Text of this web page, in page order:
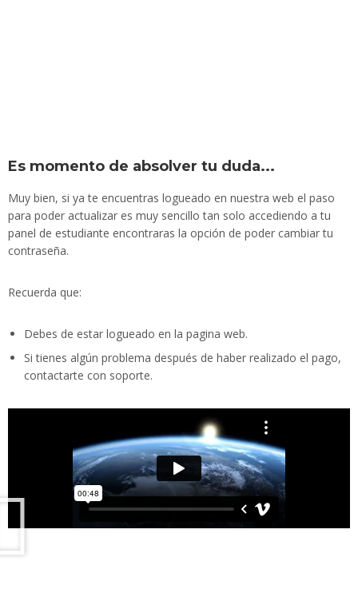
Es momento de absolver tu duda...
Muy bien, si ya te encuentras logueado en nuestra web el paso
para poder actualizar es muy sencillo tan solo accediendo a tu
panel de estudiante encontraras la opción de poder cambiar tu
contraseña.
Recuerda que:
Debes de estar logueado en la pagina web.
Si tienes algún problema después de haber realizado el pago,
contactarte con soporte.